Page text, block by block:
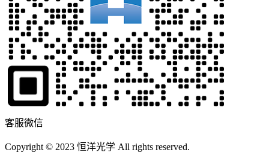
客服微信
Copyright © 2023 恒洋光学 All rights reserved.